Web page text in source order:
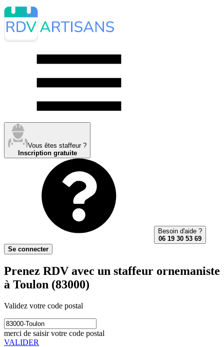
Vous êtes staffeur ?
Inscription gratuite
Besoin d'aide ?
06 19 30 53 69
Se connecter
Prenez RDV avec un staffeur ornemaniste
à Toulon (83000)
Validez votre code postal
merci de saisir votre code postal
VALIDER